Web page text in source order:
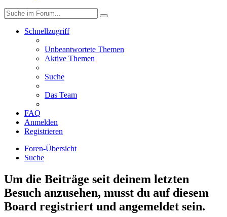
Schnellzugriff
Unbeantwortete Themen
Aktive Themen
Suche
Das Team
FAQ
Anmelden
Registrieren
Foren-Übersicht
Suche
Um die Beiträge seit deinem letzten
Besuch anzusehen, musst du auf diesem
Board registriert und angemeldet sein.